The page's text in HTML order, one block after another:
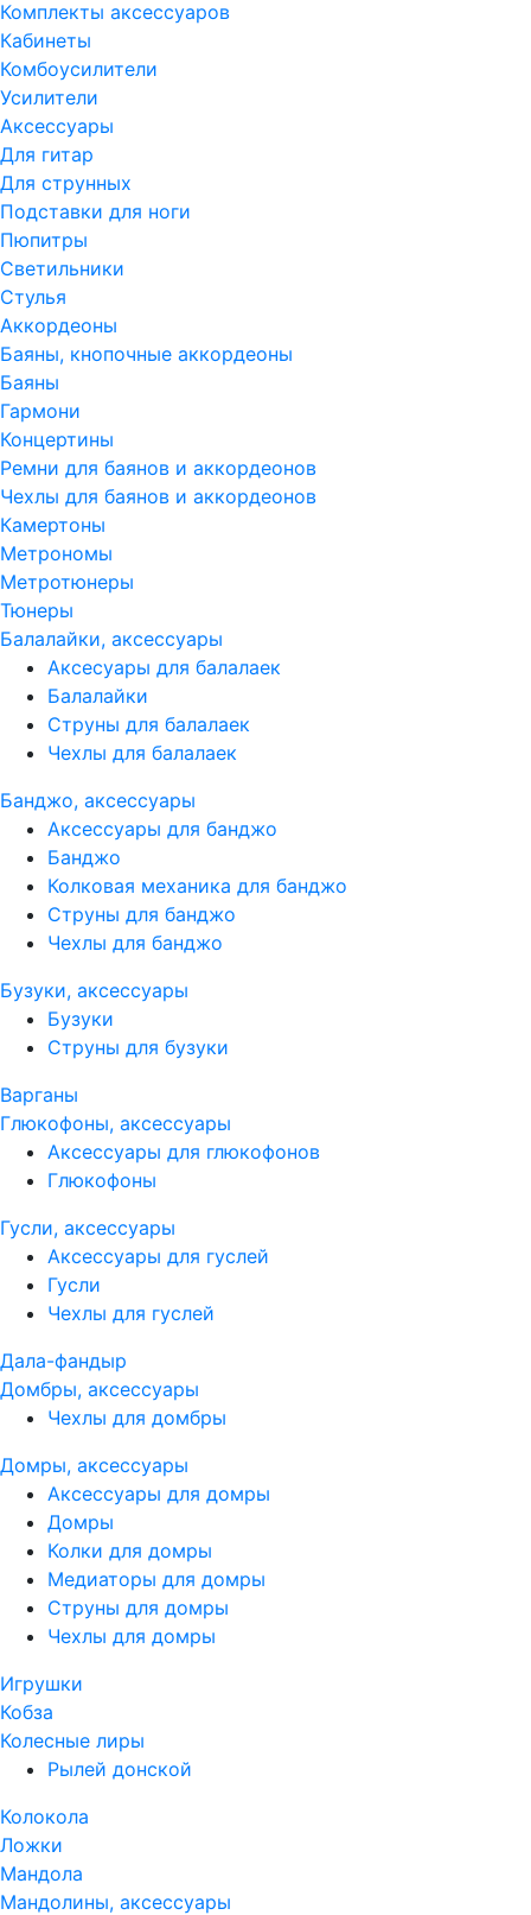
Комплекты аксессуаров
Кабинеты
Комбоусилители
Усилители
Аксессуары
Для гитар
Для струнных
Подставки для ноги
Пюпитры
Светильники
Стулья
Аккордеоны
Баяны, кнопочные аккордеоны
Баяны
Гармони
Концертины
Ремни для баянов и аккордеонов
Чехлы для баянов и аккордеонов
Камертоны
Метрономы
Метротюнеры
Тюнеры
Балалайки, аксессуары
Аксесуары для балалаек
Балалайки
Струны для балалаек
Чехлы для балалаек
Банджо, аксессуары
Аксессуары для банджо
Банджо
Колковая механика для банджо
Струны для банджо
Чехлы для банджо
Бузуки, аксессуары
Бузуки
Струны для бузуки
Варганы
Глюкофоны, аксессуары
Аксессуары для глюкофонов
Глюкофоны
Гусли, аксессуары
Аксессуары для гуслей
Гусли
Чехлы для гуслей
Дала-фандыр
Домбры, аксессуары
Чехлы для домбры
Домры, аксессуары
Аксессуары для домры
Домры
Колки для домры
Медиаторы для домры
Струны для домры
Чехлы для домры
Игрушки
Кобза
Колесные лиры
Рылей донской
Колокола
Ложки
Мандола
Мандолины, аксессуары